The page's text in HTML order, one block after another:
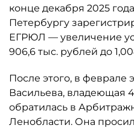
конце декабря 2025
Петербургу
ЕГРЮЛ — увеличение
906,6 тыс. рублей до
После этого, в феврале
Васильева, владеющая
обратилась в
Ленобласти. Она